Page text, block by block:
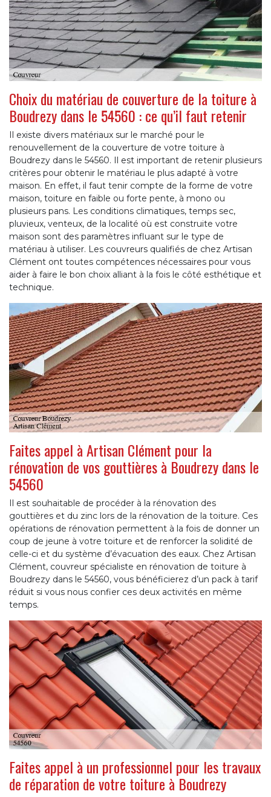
Choix du matériau de couverture de la toiture à
Boudrezy dans le 54560 : ce qu’il faut retenir
Il existe divers matériaux sur le marché pour le
renouvellement de la couverture de votre toiture à
Boudrezy dans le 54560. Il est important de retenir plusieurs
critères pour obtenir le matériau le plus adapté à votre
maison. En effet, il faut tenir compte de la forme de votre
maison, toiture en faible ou forte pente, à mono ou
plusieurs pans. Les conditions climatiques, temps sec,
pluvieux, venteux, de la localité où est construite votre
maison sont des paramètres influant sur le type de
matériau à utiliser. Les couvreurs qualifiés de chez Artisan
Clément ont toutes compétences nécessaires pour vous
aider à faire le bon choix alliant à la fois le côté esthétique et
technique.
Faites appel à Artisan Clément pour la
rénovation de vos gouttières à Boudrezy dans le
54560
Il est souhaitable de procéder à la rénovation des
gouttières et du zinc lors de la rénovation de la toiture. Ces
opérations de rénovation permettent à la fois de donner un
coup de jeune à votre toiture et de renforcer la solidité de
celle-ci et du système d’évacuation des eaux. Chez Artisan
Clément, couvreur spécialiste en rénovation de toiture à
Boudrezy dans le 54560, vous bénéficierez d’un pack à tarif
réduit si vous nous confier ces deux activités en même
temps.
Faites appel à un professionnel pour les travaux
de réparation de votre toiture à Boudrezy